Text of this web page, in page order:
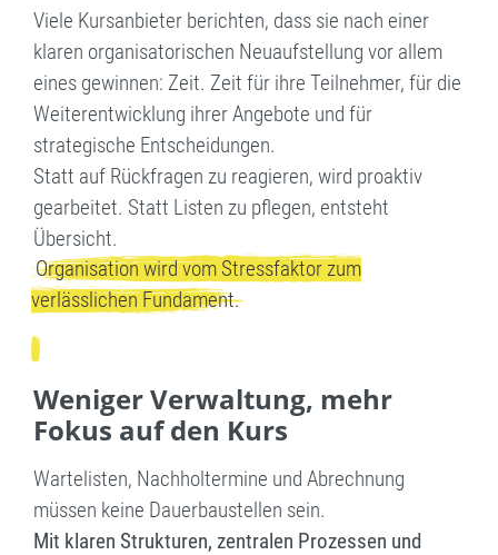
Viele Kursanbieter berichten, dass sie nach einer
klaren organisatorischen Neuaufstellung vor allem
eines gewinnen: Zeit. Zeit für ihre Teilnehmer, für die
Weiterentwicklung ihrer Angebote und für
strategische Entscheidungen.
Statt auf Rückfragen zu reagieren, wird proaktiv
gearbeitet. Statt Listen zu pflegen, entsteht
Übersicht.
Organisation wird vom Stressfaktor zum
verlässlichen Fundament.
Weniger Verwaltung, mehr
Fokus auf den Kurs
Wartelisten, Nachholtermine und Abrechnung
müssen keine Dauerbaustellen sein.
Mit klaren Strukturen, zentralen Prozessen und